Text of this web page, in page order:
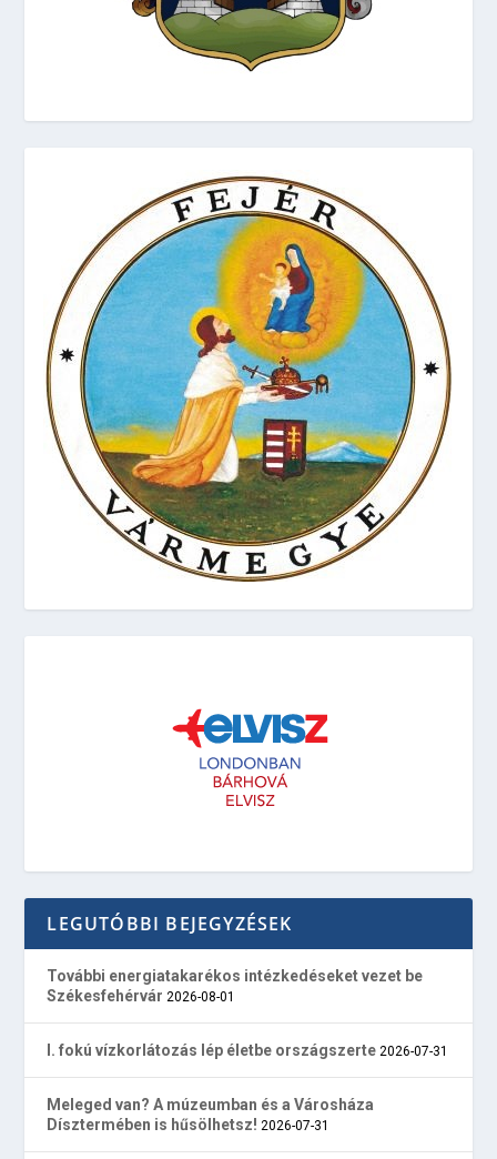
LEGUTÓBBI BEJEGYZÉSEK
További energiatakarékos intézkedéseket vezet be
Székesfehérvár 2026-08-01
I. fokú vízkorlátozás lép életbe országszerte 2026-07-31
Meleged van? A múzeumban és a Városháza
Dísztermében is hűsölhetsz! 2026-07-31